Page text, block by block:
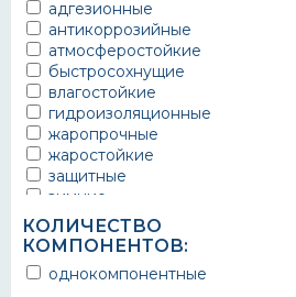
для трубной изоляции
для фасада
для фонтанов
для цоколя
для штукатурки
емкости
железнодорожный транспорт
железобетонные изделия
железобетонные конструкции
изделия для химических
предприятий
изделия из оцинкованной стали
адгезионные
антикоррозийные
атмосферостойкие
быстросохнущие
влагостойкие
гидроизоляционные
жаропрочные
жаростойкие
защитные
зимние
интерьерные
светостойкие
экологичные
КОЛИЧЕСТВО
КОМПОНЕНТОВ:
однокомпонентные